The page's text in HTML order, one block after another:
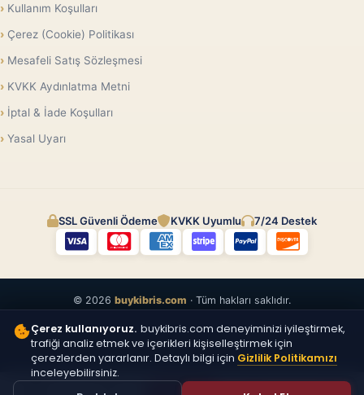
Kullanım Koşulları
Çerez (Cookie) Politikası
Mesafeli Satış Sözleşmesi
KVKK Aydınlatma Metni
İptal & İade Koşulları
Yasal Uyarı
SSL Güvenli Ödeme KVKK Uyumlu 7/24 Destek
© 2026 buykibris.com · Tüm hakları saklıdır.
Çerez kullanıyoruz. buykibris.com deneyiminizi iyileştirmek,
trafiği analiz etmek ve içerikleri kişiselleştirmek için
çerezlerden yararlanır. Detaylı bilgi için Gizlilik Politikamızı
inceleyebilirsiniz.